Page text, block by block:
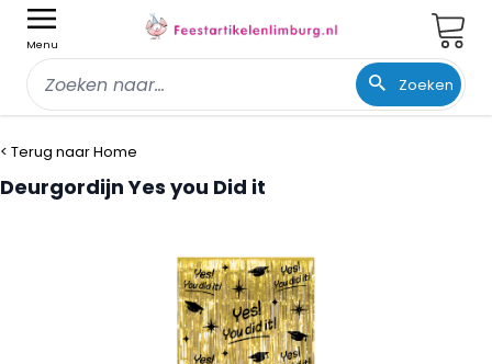
Menu
Zoeken
< Terug naar Home
Deurgordijn Yes you Did it